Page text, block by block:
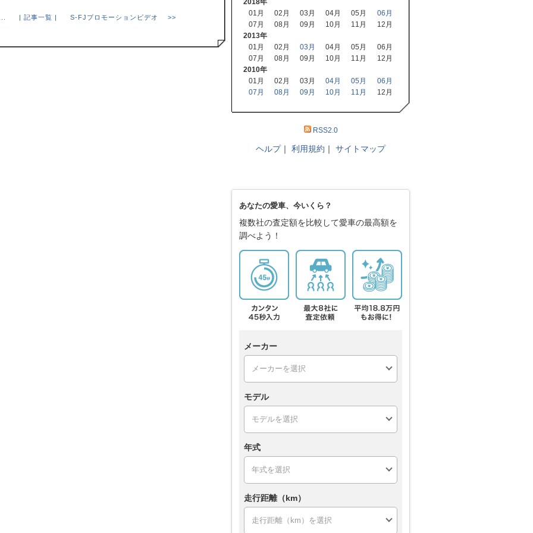
| 記事一覧 | S-FJプロモーションビデオ >>
01月
02月 03月 04月 05月
06月
07月
08月 09月 10月 11月
12月
2013年
01月
02月 03月 04月 05月
06月
07月
08月 09月 10月 11月
12月
2010年
01月
02月 03月 04月 05月
06月
07月
08月 09月 10月 11月 12月
RSS2.0
ヘルプ｜ 利用規約 ｜ サイトマップ
あなたの愛車、今いくら？
複数社の査定額を比較して愛車の最高額を
調べよう！
メーカー
モデル
年式
走行距離（km）